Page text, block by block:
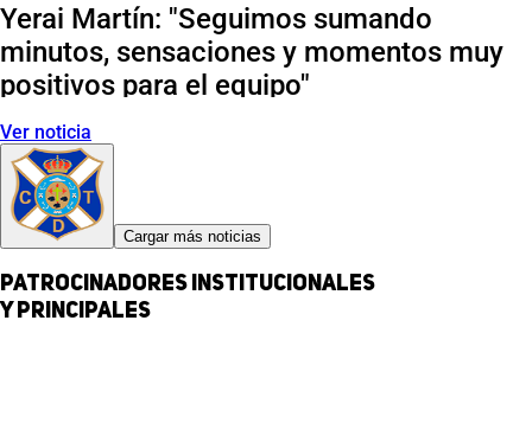
Yerai Martín: "Seguimos sumando
minutos, sensaciones y momentos muy
positivos para el equipo"
Ver noticia
Cargar más noticias
Patrocinadores institucionales
y principales